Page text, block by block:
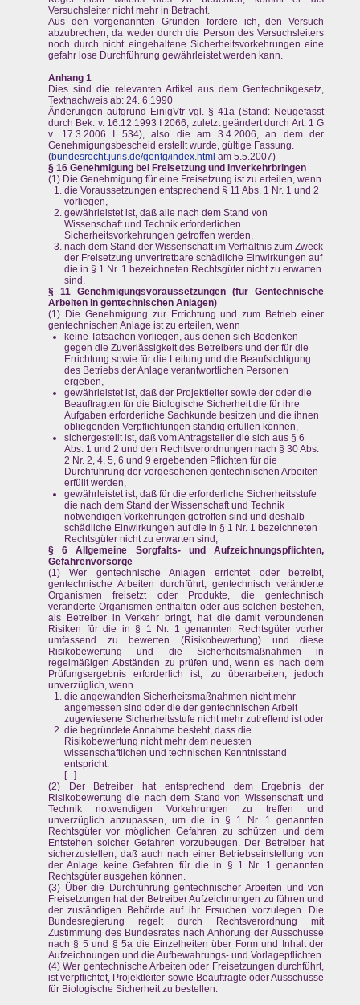
Versuchsleiter nicht mehr in Betracht.
Aus den vorgenannten Gründen fordere ich, den Versuch
abzubrechen, da weder durch die Person des Versuchsleiters
noch durch nicht eingehaltene Sicherheitsvorkehrungen eine
gefahr lose Durchführung gewährleistet werden kann.
Anhang 1
Dies sind die relevanten Artikel aus dem Gentechnikgesetz,
Textnachweis ab: 24. 6.1990
Änderungen aufgrund EinigVtr vgl. § 41a (Stand: Neugefasst
durch Bek. v. 16.12.1993 I 2066; zuletzt geändert durch Art. 1 G
v. 17.3.2006 I 534), also die am 3.4.2006, an dem der
Genehmigungsbescheid erstellt wurde, gültige Fassung.
(bundesrecht.juris.de/gentg/index.html am 5.5.2007)
§ 16 Genehmigung bei Freisetzung und Inverkehrbringen
(1) Die Genehmigung für eine Freisetzung ist zu erteilen, wenn
die Voraussetzungen entsprechend § 11 Abs. 1 Nr. 1 und 2
vorliegen,
gewährleistet ist, daß alle nach dem Stand von
Wissenschaft und Technik erforderlichen
Sicherheitsvorkehrungen getroffen werden,
nach dem Stand der Wissenschaft im Verhältnis zum Zweck
der Freisetzung unvertretbare schädliche Einwirkungen auf
die in § 1 Nr. 1 bezeichneten Rechtsgüter nicht zu erwarten
sind.
§ 11 Genehmigungsvoraussetzungen (für Gentechnische
Arbeiten in gentechnischen Anlagen)
(1) Die Genehmigung zur Errichtung und zum Betrieb einer
gentechnischen Anlage ist zu erteilen, wenn
keine Tatsachen vorliegen, aus denen sich Bedenken
gegen die Zuverlässigkeit des Betreibers und der für die
Errichtung sowie für die Leitung und die Beaufsichtigung
des Betriebs der Anlage verantwortlichen Personen
ergeben,
gewährleistet ist, daß der Projektleiter sowie der oder die
Beauftragten für die Biologische Sicherheit die für ihre
Aufgaben erforderliche Sachkunde besitzen und die ihnen
obliegenden Verpflichtungen ständig erfüllen können,
sichergestellt ist, daß vom Antragsteller die sich aus § 6
Abs. 1 und 2 und den Rechtsverordnungen nach § 30 Abs.
2 Nr. 2, 4, 5, 6 und 9 ergebenden Pflichten für die
Durchführung der vorgesehenen gentechnischen Arbeiten
erfüllt werden,
gewährleistet ist, daß für die erforderliche Sicherheitsstufe
die nach dem Stand der Wissenschaft und Technik
notwendigen Vorkehrungen getroffen sind und deshalb
schädliche Einwirkungen auf die in § 1 Nr. 1 bezeichneten
Rechtsgüter nicht zu erwarten sind,
§ 6 Allgemeine Sorgfalts- und Aufzeichnungspflichten,
Gefahrenvorsorge
(1) Wer gentechnische Anlagen errichtet oder betreibt,
gentechnische Arbeiten durchführt, gentechnisch veränderte
Organismen freisetzt oder Produkte, die gentechnisch
veränderte Organismen enthalten oder aus solchen bestehen,
als Betreiber in Verkehr bringt, hat die damit verbundenen
Risiken für die in § 1 Nr. 1 genannten Rechtsgüter vorher
umfassend zu bewerten (Risikobewertung) und diese
Risikobewertung und die Sicherheitsmaßnahmen in
regelmäßigen Abständen zu prüfen und, wenn es nach dem
Prüfungsergebnis erforderlich ist, zu überarbeiten, jedoch
unverzüglich, wenn
die angewandten Sicherheitsmaßnahmen nicht mehr
angemessen sind oder die der gentechnischen Arbeit
zugewiesene Sicherheitsstufe nicht mehr zutreffend ist oder
die begründete Annahme besteht, dass die
Risikobewertung nicht mehr dem neuesten
wissenschaftlichen und technischen Kenntnisstand
entspricht.
[...]
(2) Der Betreiber hat entsprechend dem Ergebnis der
Risikobewertung die nach dem Stand von Wissenschaft und
Technik notwendigen Vorkehrungen zu treffen und
unverzüglich anzupassen, um die in § 1 Nr. 1 genannten
Rechtsgüter vor möglichen Gefahren zu schützen und dem
Entstehen solcher Gefahren vorzubeugen. Der Betreiber hat
sicherzustellen, daß auch nach einer Betriebseinstellung von
der Anlage keine Gefahren für die in § 1 Nr. 1 genannten
Rechtsgüter ausgehen können.
(3) Über die Durchführung gentechnischer Arbeiten und von
Freisetzungen hat der Betreiber Aufzeichnungen zu führen und
der zuständigen Behörde auf ihr Ersuchen vorzulegen. Die
Bundesregierung regelt durch Rechtsverordnung mit
Zustimmung des Bundesrates nach Anhörung der Ausschüsse
nach § 5 und § 5a die Einzelheiten über Form und Inhalt der
Aufzeichnungen und die Aufbewahrungs- und Vorlagepflichten.
(4) Wer gentechnische Arbeiten oder Freisetzungen durchführt,
ist verpflichtet, Projektleiter sowie Beauftragte oder Ausschüsse
für Biologische Sicherheit zu bestellen.